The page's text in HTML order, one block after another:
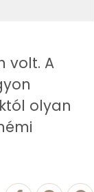
219 kcal
volt. A
olyan